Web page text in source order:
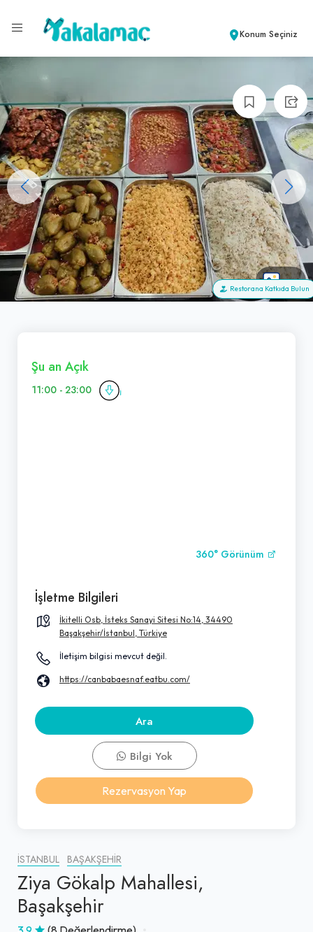
Konum Seçiniz
+8
Restorana Katkıda Bulun
İSTANBUL BAŞAKŞEHIR
Ziya Gökalp Mahallesi,
Başakşehir
Şu an Açık
11:00 - 23:00
360° Görünüm
İşletme Bilgileri
İkitelli Osb, İsteks Sanayi Sitesi No:14, 34490
Başakşehir/İstanbul, Türkiye
İletişim bilgisi mevcut değil.
https://canbabaesnaf.eatbu.com/
Ara
Bilgi Yok
Rezervasyon Yap